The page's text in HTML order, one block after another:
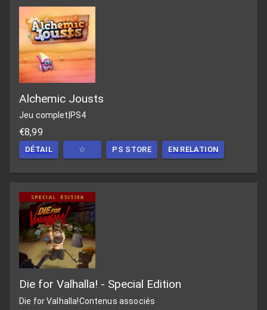
Alchemic Jousts
Jeu complet PS4
€8,99
DÉTAIL ☆ PS STORE EN RELATION
Die for Valhalla! - Special Edition
Die for Valhalla!Contenus associés